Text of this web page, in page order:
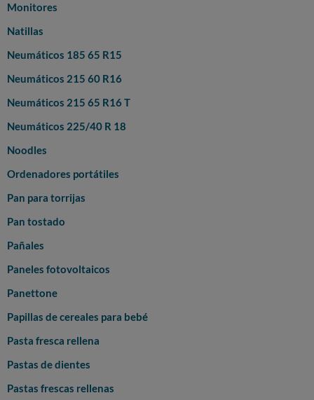
Monitores
Natillas
Neumáticos 185 65 R15
Neumáticos 215 60 R16
Neumáticos 215 65 R16 T
Neumáticos 225/40 R 18
Noodles
Ordenadores portátiles
Pan para torrijas
Pan tostado
Pañales
Paneles fotovoltaicos
Panettone
Papillas de cereales para bebé
Pasta fresca rellena
Pastas de dientes
Pastas frescas rellenas